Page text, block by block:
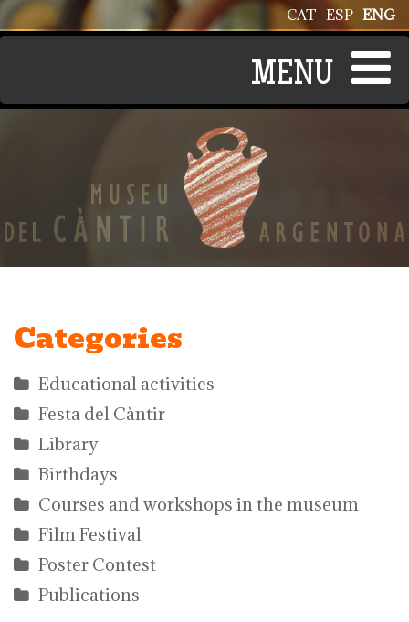
Skip to main content ENG
ESP
CAT
Categories
Educational activities
Festa del Càntir
Library
Birthdays
Courses and workshops in the museum
Film Festival
Poster Contest
Publications